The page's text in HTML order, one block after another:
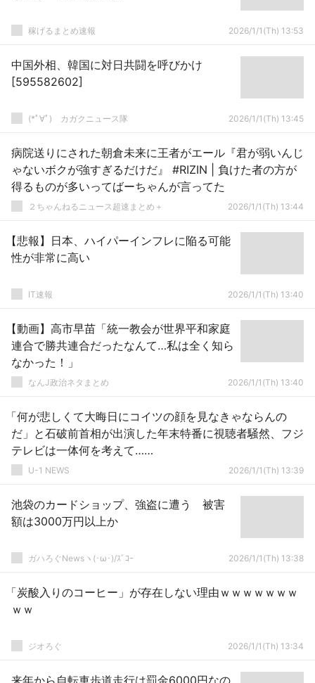
稼げるまとめ速報 2026/1/1(Th) 13:53
中国外相、韓国に対日共闘を呼びかけ
[595582602]
(*ﾟ∀ﾟ)ゞカガクニュース隊 2026/1/1(Th) 13:45
病院送りにされた朝倉未来に王者がエール『君が弱いんじ
ゃないボクが強すぎるだけだ』 #RIZIN | 負けた者の方が
得るものが多いってばーちゃんが言ってた
２ちゃんねるニュース超速まとめ＋ 2026/1/1(Th) 13:44
【悲報】日本、ハイパーインフレに陥る可能
性が非常に高い
IT速報 2026/1/1(Th) 13:40
【動画】高市早苗「統一教会が世界平和家庭
連合で勝共連合だったなんて…私は全く知ら
なかった！」
なんJ政治ネタまとめ 2026/1/1(Th) 13:40
「何が悲しくて大晦日にコイツの顔を見なきゃならんの
だ」と石破前首相が出演した年末特番に視聴者騒然、フジ
テレビは一体何を考えて……
U-1 NEWS 2026/1/1(Th) 13:39
池袋のカードショップ、強盗に遭う 被害
額は3000万円以上か
ガハろぐNewsヽ(･ω･)/ｽﾞｺｰ 2026/1/1(Th) 13:38
「炭酸入りのコーヒー」が存在しない理由ｗｗｗｗｗｗｗ
ｗｗ
ジオろぐ 2026/1/1(Th) 13:34
来年から自転車歩道走行は罰金6000円なの